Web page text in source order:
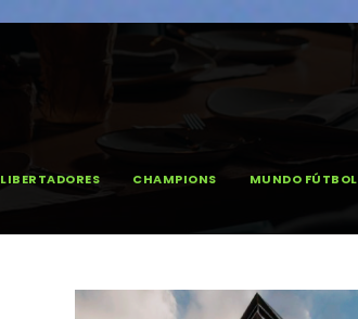
LIBERTADORES CHAMPIONS MUNDO FÚTBOL